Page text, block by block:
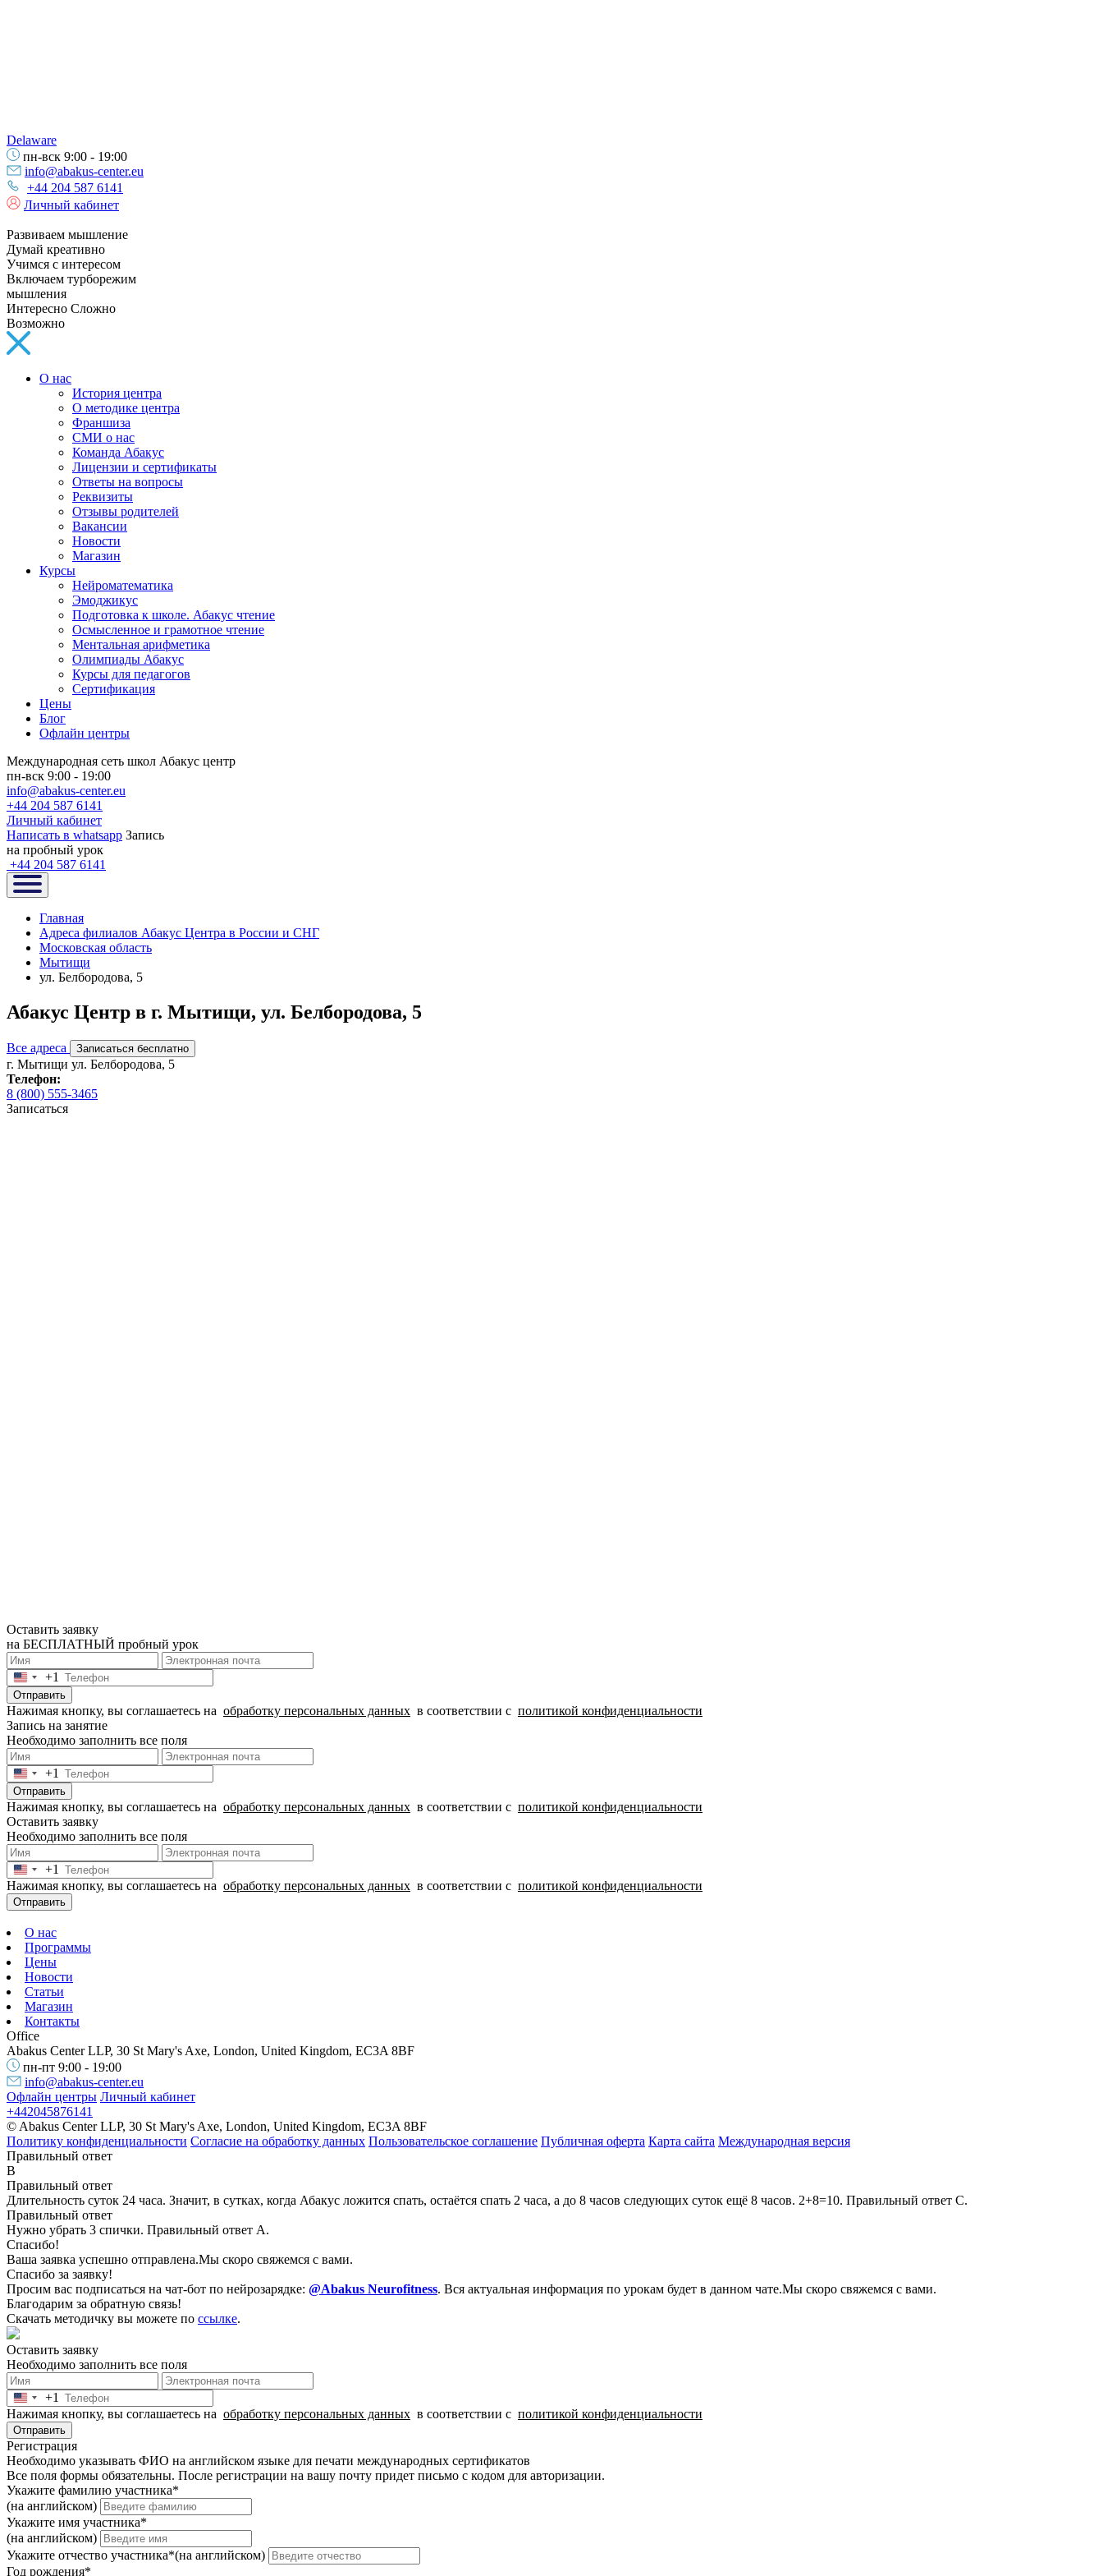
Delaware
пн-вск 9:00 - 19:00
info@abakus-center.eu
+44 204 587 6141
Личный кабинет
Развиваем мышление
Думай креативно
Учимся с интересом
Включаем турборежим
мышления
Интересно Сложно
Возможно
О нас
История центра
О методике центра
Франшиза
СМИ о нас
Команда Абакус
Лицензии и сертификаты
Ответы на вопросы
Реквизиты
Отзывы родителей
Вакансии
Новости
Магазин
Курсы
Нейроматематика
Эмоджикус
Подготовка к школе. Абакус чтение
Осмысленное и грамотное чтение
Ментальная арифметика
Олимпиады Абакус
Курсы для педагогов
Сертификация
Цены
Блог
Офлайн центры
Международная сеть школ Абакус центр
пн-вск 9:00 - 19:00
info@abakus-center.eu
+44 204 587 6141
Личный кабинет
Написать в whatsapp Запись
на пробный урок
+44 204 587 6141
Главная
Адреса филиалов Абакус Центра в России и СНГ
Московская область
Мытищи
ул. Белбородова, 5
Абакус Центр в г. Мытищи, ул. Белбородова, 5
Все адреса Записаться бесплатно
г. Мытищи ул. Белбородова, 5
Телефон:
8 (800) 555-3465
Записаться
Оставить заявку
на БЕСПЛАТНЫЙ пробный урок
United
States
+1
+1
Отправить
Нажимая кнопку, вы соглашаетесь на обработку персональных данных в соответствии с политикой конфиденциальности
Запись на занятие
Необходимо заполнить все поля
United
States
+1
+1
Отправить
Нажимая кнопку, вы соглашаетесь на обработку персональных данных в соответствии с политикой конфиденциальности
Оставить заявку
Необходимо заполнить все поля
United
States
+1
+1
Нажимая кнопку, вы соглашаетесь на обработку персональных данных в соответствии с политикой конфиденциальности
Отправить
О нас
Программы
Цены
Новости
Статьи
Магазин
Контакты
Office
Abakus Center LLP, 30 St Mary's Axe, London, United Kingdom, EC3A 8BF
пн-пт 9:00 - 19:00
info@abakus-center.eu
Офлайн центры Личный кабинет
+442045876141
© Abakus Center LLP, 30 St Mary's Axe, London, United Kingdom, EC3A 8BF
Политику конфиденциальности Согласие на обработку данных Пользовательское соглашение Публичная оферта Карта сайта Международная версия
Правильный ответ
B
Правильный ответ
Длительность суток 24 часа. Значит, в сутках, когда Абакус ложится спать, остаётся спать 2 часа, а до 8 часов следующих суток ещё 8 часов. 2+8=10. Правильный ответ С.
Правильный ответ
Нужно убрать 3 спички. Правильный ответ А.
Спасибо!
Ваша заявка успешно отправлена.Мы скоро свяжемся с вами.
Спасибо за заявку!
Просим вас подписаться на чат-бот по нейрозарядке: @Abakus Neurofitness. Вся актуальная информация по урокам будет в данном чате.Мы скоро свяжемся с вами.
Благодарим за обратную связь!
Скачать методичку вы можете по ссылке.
Оставить заявку
Необходимо заполнить все поля
United
States
+1
+1
Нажимая кнопку, вы соглашаетесь на обработку персональных данных в соответствии с политикой конфиденциальности
Отправить
Регистрация
Необходимо указывать ФИО на английском языке для печати международных сертификатов
Все поля формы обязательны. После регистрации на вашу почту придет письмо c кодом для авторизации.
Укажите фамилию участника*
(на английском)
Укажите имя участника*
(на английском)
Укажите отчество участника*(на английском)
Год рождения*